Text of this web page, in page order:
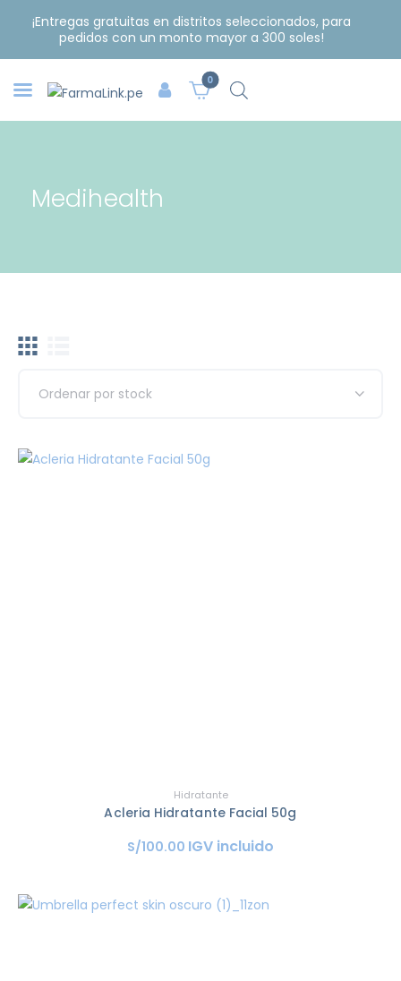
¡Entregas gratuitas en distritos seleccionados, para
pedidos con un monto mayor a 300 soles!
0
Medihealth
Hidratante
Acleria Hidratante Facial 50g
S/100.00 IGV incluido